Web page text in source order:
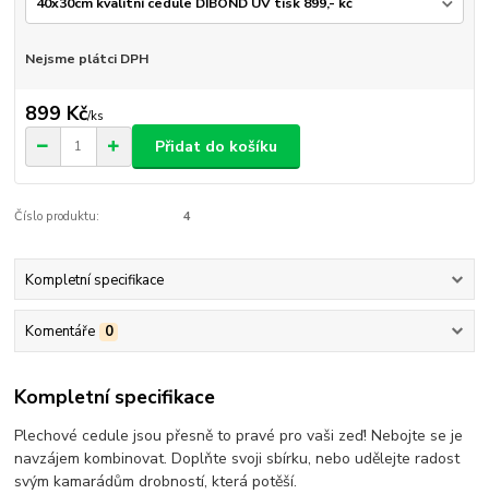
Nejsme plátci DPH
899 Kč/ks
Přidat do košíku
Číslo produktu: 4
Kompletní specifikace
Komentáře 0
Kompletní specifikace
Plechové cedule jsou přesně to pravé pro vaši zeď! Nebojte se je
navzájem kombinovat. Doplňte svoji sbírku, nebo udělejte radost
svým kamarádům drobností, která potěší.